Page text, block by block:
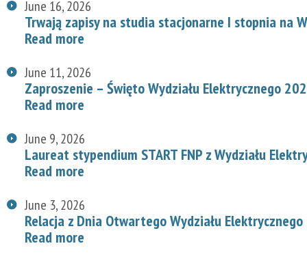
June 16, 2026
Trwają zapisy na studia stacjonarne I stopnia na
Read more
June 11, 2026
Zaproszenie – Święto Wydziału Elektrycznego
Read more
June 9, 2026
Laureat stypendium START FNP z Wydziału
Read more
June 3, 2026
Relacja z Dnia Otwartego Wydziału
Read more